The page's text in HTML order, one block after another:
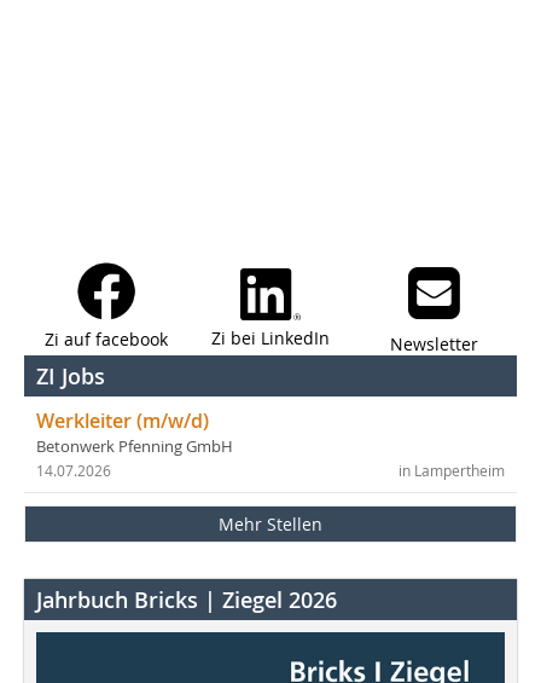
Zi auf facebook Zi bei LinkedIn Newsletter
ZI Jobs
Werkleiter (m/w/d)
Betonwerk Pfenning GmbH
in Lampertheim
14.07.2026
Mehr Stellen
Jahrbuch Bricks | Ziegel 2026